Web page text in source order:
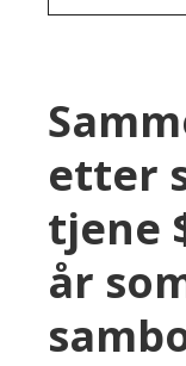
etter
tjene
år